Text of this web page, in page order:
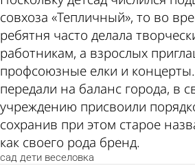
совхоза «Тепличный», то во
ребятня часто делала
работникам, а взрослых
профсоюзные елки и
передали на баланс города, в
учреждению присвоили
сохранив при этом старое
как своего рода бренд.
сад дети веселовка